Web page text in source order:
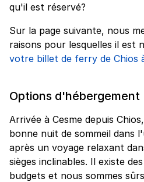
qu'il est réservé?
Sur la page suivante, nous
raisons pour lesquelles il est
votre billet de ferry de Chios
Options d'hébergement
Arrivée à Cesme depuis
bonne nuit de sommeil dans
après un voyage relaxant
sièges inclinables. Il existe
budgets et nous sommes